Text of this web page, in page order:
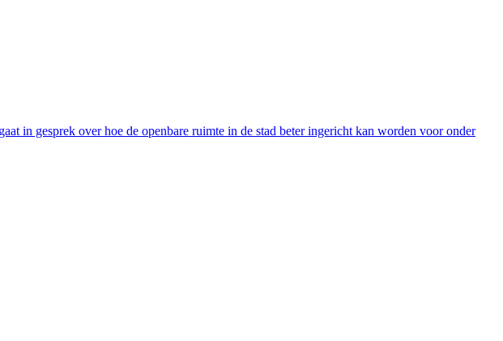
in gesprek over hoe de openbare ruimte in de stad beter ingericht kan worden voor onder